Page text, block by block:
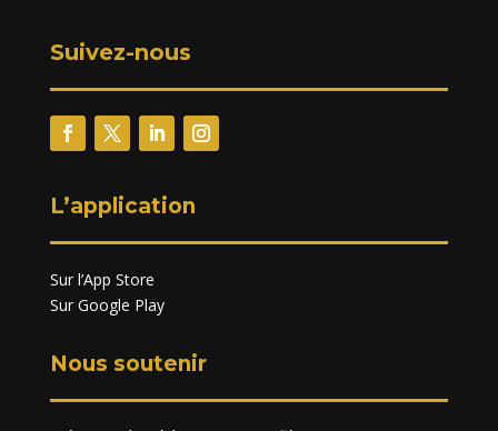
Suivez-nous
L’application
Sur l’App Store
Sur Google Play
Nous soutenir